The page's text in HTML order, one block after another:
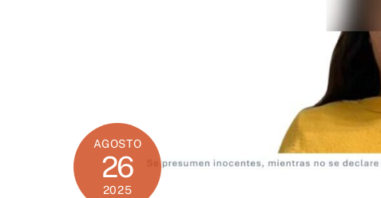
AGOSTO
26
2025